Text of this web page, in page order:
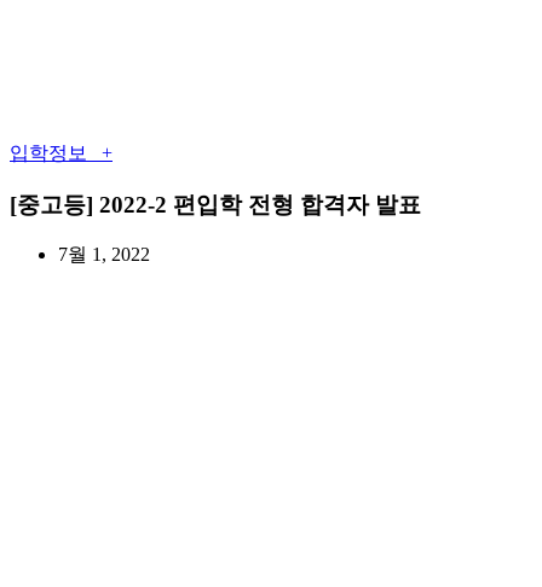
입학정보 +
[중고등] 2022-2 편입학 전형 합격자 발표
7월 1, 2022